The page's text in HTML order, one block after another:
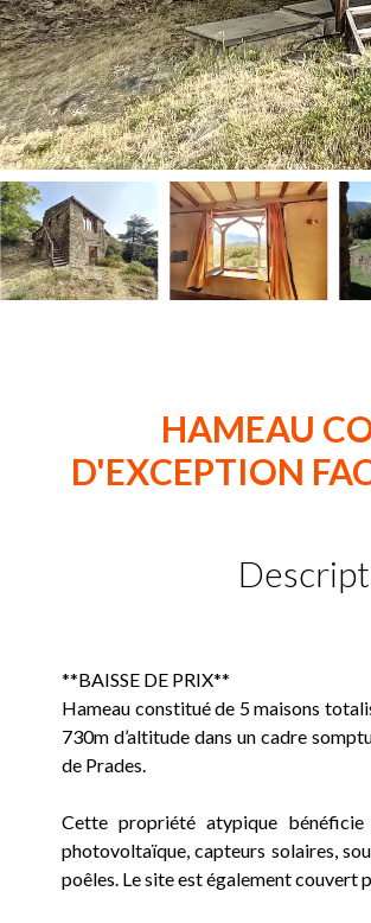
HAMEAU
D'EXCEPTION
**BAISSE DE PRIX**
Hameau constitué de 5 maisons
730m d’altitude dans un cadre
de Prades.
Cette propriété atypique
photovoltaïque, capteurs solaires,
poêles. Le site est également couvert